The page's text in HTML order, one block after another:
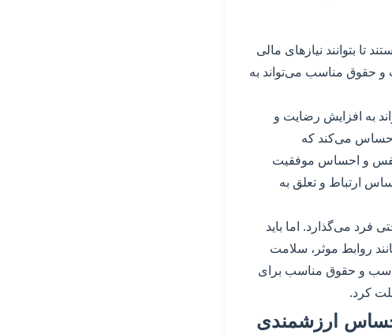
بتوانند نیازهای مالی
و حقوق مناسب می‌تواند به
به افزایش رضایت و
می‌کند که
نفس و احساس موفقیت
ارتباط و تعلق به
فرد می‌گذارد. اما باید
روابط موثر، سلامت
و حقوق مناسب برای
کرد.
ارزشمندی